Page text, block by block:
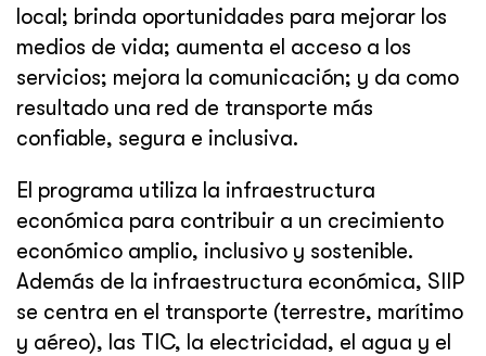
local; brinda oportunidades para mejorar los
medios de vida; aumenta el acceso a los
servicios; mejora la comunicación; y da como
resultado una red de transporte más
confiable, segura e inclusiva.
El programa utiliza la infraestructura
económica para contribuir a un crecimiento
económico amplio, inclusivo y sostenible.
Además de la infraestructura económica, SIIP
se centra en el transporte (terrestre, marítimo
y aéreo), las TIC, la electricidad, el agua y el